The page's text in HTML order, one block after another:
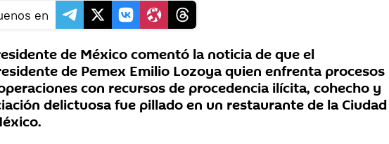
en
de México comentó la noticia de que el
de Pemex Emilio Lozoya quien enfrenta procesos
con recursos de procedencia ilícita, cohecho y
delictuosa fue pillado en un restaurante de la Ciudad